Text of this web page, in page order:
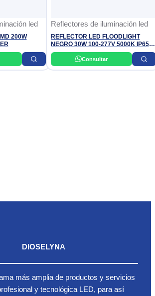
led
200W
Reflectores de iluminación led
REFLECTOR LED FLOODLIGHT
NEGRO 30W 100-277V 5000K IP65
LEDVANCE
Consultar
DIOSELYNA
más amplia de productos y servicios
y tecnológica LED, para así